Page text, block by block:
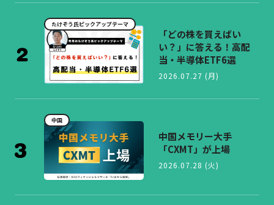
たけぞう氏ピックアップテーマ
「どの株を買えばい
い？」に答える！高配
当・半導体ETF6選
2026.07.27 (月)
中国
中国メモリー大手
「CXMT」が上場
2026.07.28 (火)